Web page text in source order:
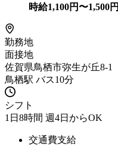
時給1,100円〜1,500円
勤務地
面接地
佐賀県鳥栖市弥生が丘8-1
鳥栖駅 バス10分
シフト
1日8時間 週4日からOK
交通費支給